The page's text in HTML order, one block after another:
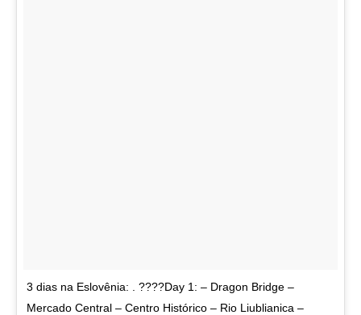
3 dias na Eslovênia: . ????Day 1: – Dragon Bridge –
Mercado Central – Centro Histórico – Rio Liublianica –